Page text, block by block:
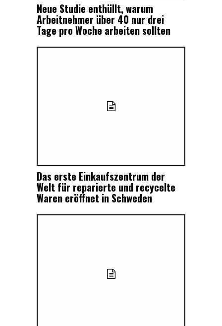
Neue Studie enthüllt, warum
Arbeitnehmer über 40 nur drei
Tage pro Woche arbeiten sollten
Das erste Einkaufszentrum der
Welt für reparierte und recycelte
Waren eröffnet in Schweden